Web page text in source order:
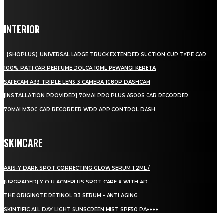
INTERIOR
【SHOPLUS】UNIVERSAL LARGE TRUCK EXTENDED SUCTION CUP TYPE CAR
100% PATI CAR PERFUME DOLCA 10ML PEWANGI KERETA
SAFECAM A33 TRIPLE LENS 3 CAMERA 1080P DASHCAM
[INSTALLATION PROVIDED] 70MAI PRO PLUS A500S CAR RECORDER
70MAI M300 CAR RECORDER WDR APP CONTROL DASH
SKINCARE
AXIS-Y DARK SPOT CORRECTING GLOW SERUM 1.2ML /
[UPGRADED] Y.O.U ACNEPLUS SPOT CARE X WITH 4D
THE ORIGINOTE RETINOL B3 SERUM – ANTI AGING
SKINTIFIC ALL DAY LIGHT SUNSCREEN MIST SPF50 PA++++